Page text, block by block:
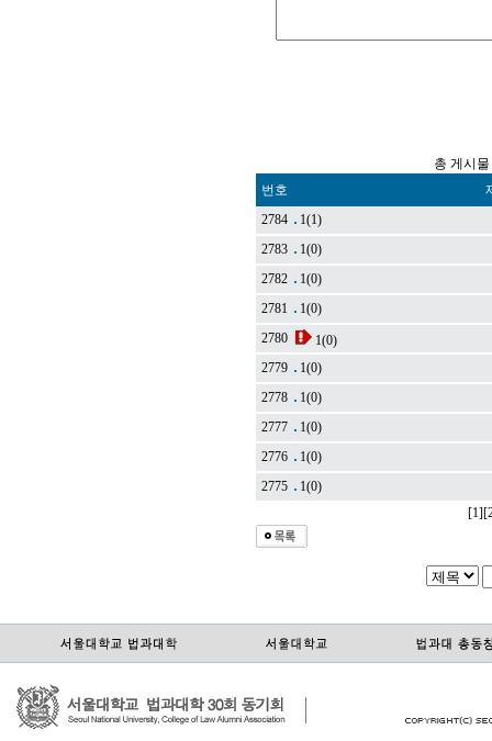
총 게시
번호
2784
1(1)
2783
1(0)
2782
1(0)
2781
1(0)
2780
1(0)
2779
1(0)
2778
1(0)
2777
1(0)
2776
1(0)
2775
1(0)
[1]